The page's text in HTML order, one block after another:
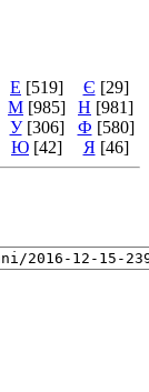
Е [519] Є [29]
М [985] Н [981]
У [306] Ф [580]
Ю [42] Я [46]